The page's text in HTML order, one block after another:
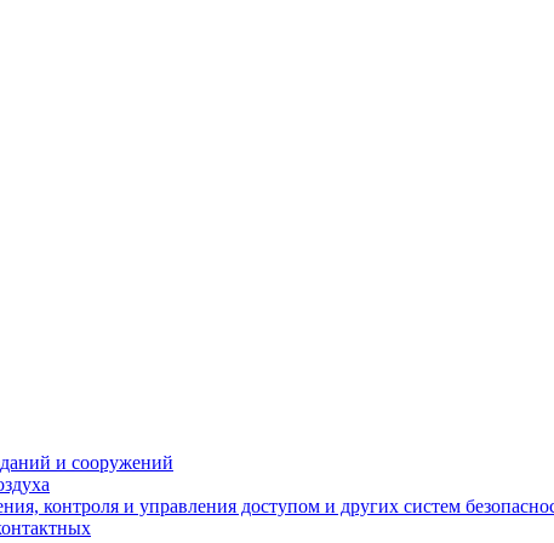
и сооружений
контроля и управления доступом и других систем